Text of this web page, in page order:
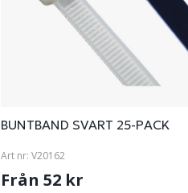
BUNTBAND SVART 25-PACK
Art nr: V20162
Från 52 kr